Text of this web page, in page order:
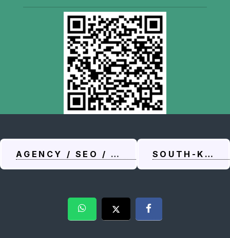
AGENCY / SEO / DESIGNSOUTH-